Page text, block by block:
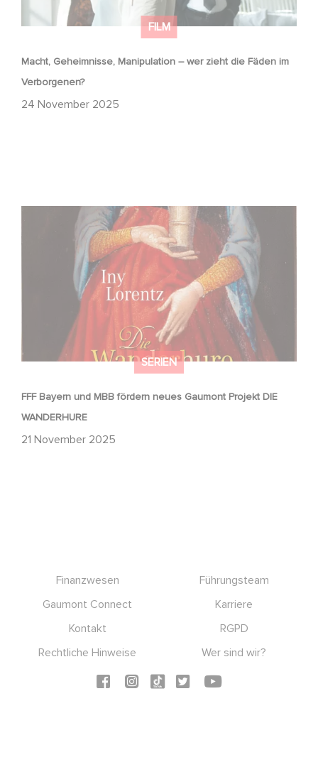
FILM
Macht, Geheimnisse, Manipulation – wer zieht die Fäden im
Verborgenen?
24 November 2025
SERIEN
FFF Bayern und MBB fördern neues Gaumont Projekt DIE
WANDERHURE
21 November 2025
FFF Bayern und MBB fördern neues Gaumont Projekt DIE
WANDERHURE
Finanzwesen
Führungsteam
Gaumont Connect
Karriere
Kontakt
RGPD
Rechtliche Hinweise
Wer sind wir?
Social icons